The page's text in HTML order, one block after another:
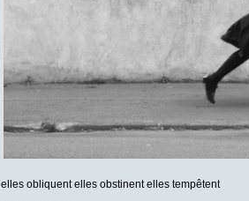
elles obliquent elles obstinent elles tempêtent